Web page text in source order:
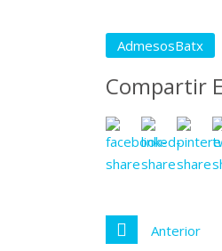
AdmesosBatx
Compartir
Anterior